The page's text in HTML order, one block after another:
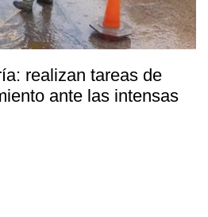
realizan tareas de
ante las intensas